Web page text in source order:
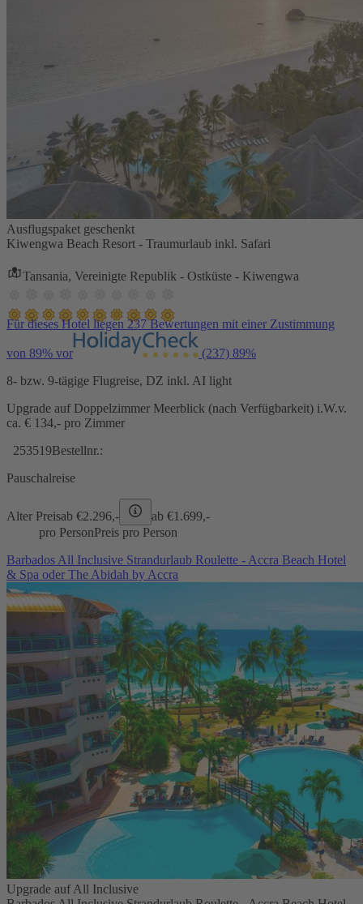
Ausflugspaket geschenkt
Kiwengwa Beach Resort - Traumurlaub inkl. Safari
Tansania, Vereinigte Republik - Ostküste - Kiwengwa
Für dieses Hotel liegen 237 Bewertungen mit einer Zustimmung
von 89% vor (237) 89%
8- bzw. 9-tägige Flugreise, DZ inkl. AI light
Upgrade auf Doppelzimmer Meerblick (nach Verfügbarkeit) i.W.v.
ca. € 134,- pro Zimmer
253519Bestellnr.:
Pauschalreise
Alter Preisab €2.296,- ab €1.699,-
pro PersonPreis pro Person
Barbados All Inclusive Strandurlaub Roulette - Accra Beach Hotel
& Spa oder The Abidah by Accra
Upgrade auf All Inclusive